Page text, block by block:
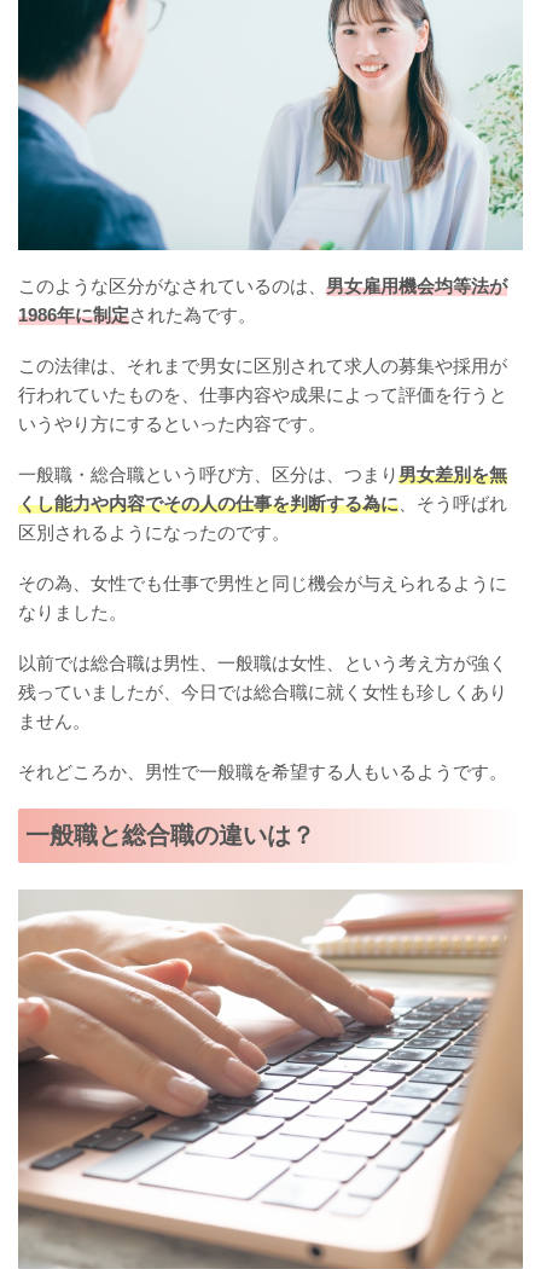
このような区分がなされているのは、 男女雇用機会均等法が
1986年に制定された為です。
この法律は、それまで男女に区別されて求人の募集や採用が
行われていたものを、仕事内容や成果によって評価を行うと
いうやり方にするといった内容です。
一般職・総合職という呼び方、区分は、つまり男女差別を無
くし能力や内容でその人の仕事を判断する為に、そう呼ばれ
区別されるようになったのです。
その為、女性でも仕事で男性と同じ機会が与えられるように
なりました。
以前では総合職は男性、一般職は女性、という考え方が強く
残っていましたが、今日では総合職に就く女性も珍しくあり
ません。
それどころか、男性で一般職を希望する人もいるようです。
一般職と総合職の違いは？